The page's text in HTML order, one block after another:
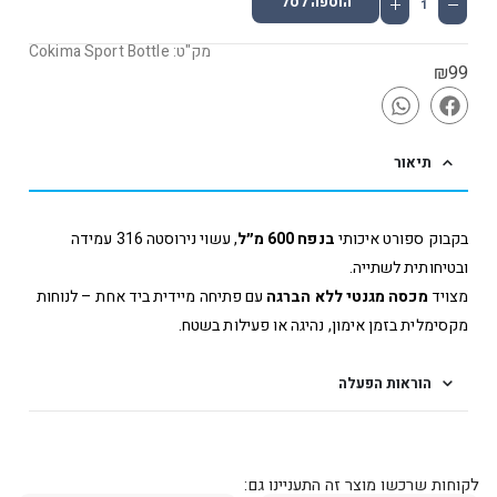
₪99
מק"ט: Cokima Sport Bottle
תיאור
בקבוק ספורט איכותיבנפח 600 מ״ל
, עשוי נירוסטה 316 עמידה
ובטיחותית לשתייה.
מצויד מכסה מגנטי ללא הברגה עם פתיחה מיידית ביד אחת – לנוחות
מקסימלית בזמן אימון, נהיגה או פעילות בשטח.
הוראות הפעלה
לקוחות שרכשו מוצר זה התעניינו גם: